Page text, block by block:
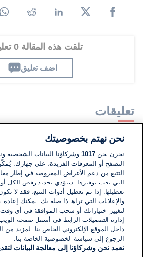
تلقت هذه المقالة 0 تعليق
اضف تعليق
تعليقات
لا توجد تعليقات مكتوبة حتى الآن. كن
اكتب تعليقًا جديدًا ...
نحن نهتم بخصوصيتك
نخزن نحن1017 وشركاؤنا البيانات الشخصية
التصفح أو المعرفات الفريدة، على جهازك.
التتبع من دعم الأغراض المعروضة في إطار
التي يجب توفيرها. سيؤدي تحديد رفض الكل
تعطيلها. إذا تم تعطيل أدوات التتبع، فقد لا
والإعلانات التي تراها ذا صلة بك. يمكنك
لتغيير اختياراتك أو سحب الموافقة في أي
إدارة التفضيلات الرابط في أسفل صفحة
داخل الموقع الإلكتروني الخاص بنا. لمزيد من
الرجوع إلى سياسة الخصوصية الخاصة بنا.
نعمد نحن وشركاؤنا إلى معالجة البيانات